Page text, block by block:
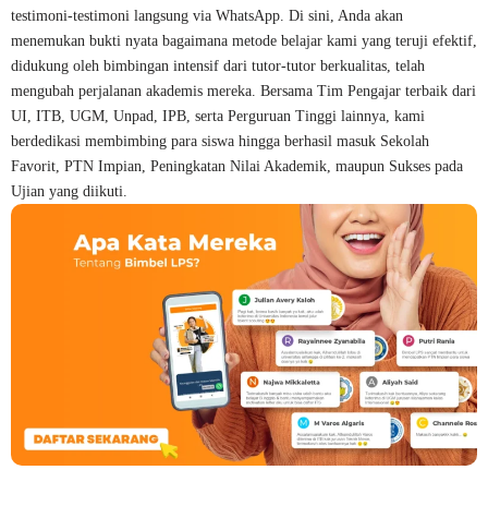
testimoni-testimoni langsung via WhatsApp. Di sini, Anda akan
menemukan bukti nyata bagaimana metode belajar kami yang teruji efektif,
didukung oleh bimbingan intensif dari tutor-tutor berkualitas, telah
mengubah perjalanan akademis mereka. Bersama Tim Pengajar terbaik dari
UI, ITB, UGM, Unpad, IPB, serta Perguruan Tinggi lainnya, kami
berdedikasi membimbing para siswa hingga berhasil masuk Sekolah
Favorit, PTN Impian, Peningkatan Nilai Akademik, maupun Sukses pada
Ujian yang diikuti.